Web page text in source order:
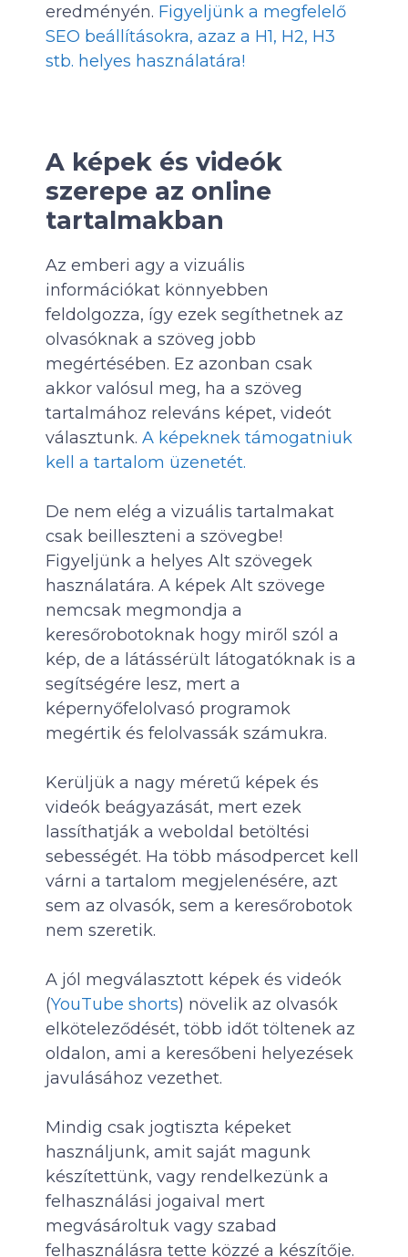
eredményén. Figyeljünk a megfelelő
SEO beállításokra, azaz a H1, H2, H3
stb. helyes használatára!
A képek és videók
szerepe az online
tartalmakban
Az emberi agy a vizuális
információkat könnyebben
feldolgozza, így ezek segíthetnek az
olvasóknak a szöveg jobb
megértésében. Ez azonban csak
akkor valósul meg, ha a szöveg
tartalmához releváns képet, videót
választunk. A képeknek támogatniuk
kell a tartalom üzenetét.
De nem elég a vizuális tartalmakat
csak beilleszteni a szövegbe!
Figyeljünk a helyes Alt szövegek
használatára. A képek Alt szövege
nemcsak megmondja a
keresőrobotoknak hogy miről szól a
kép, de a látássérült látogatóknak is a
segítségére lesz, mert a
képernyőfelolvasó programok
megértik és felolvassák számukra.
Kerüljük a nagy méretű képek és
videók beágyazását, mert ezek
lassíthatják a weboldal betöltési
sebességét. Ha több másodpercet kell
várni a tartalom megjelenésére, azt
sem az olvasók, sem a keresőrobotok
nem szeretik.
A jól megválasztott képek és videók
(YouTube shorts) növelik az olvasók
elköteleződését, több időt töltenek az
oldalon, ami a keresőbeni helyezések
javulásához vezethet.
Mindig csak jogtiszta képeket
használjunk, amit saját magunk
készítettünk, vagy rendelkezünk a
felhasználási jogaival mert
megvásároltuk vagy szabad
felhasználásra tette közzé a készítője.